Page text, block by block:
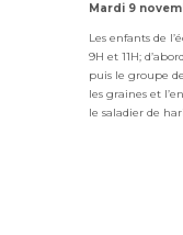
Mardi 9
Les enfants de
9H et 11H;
puis le groupe
les graines et
le saladier de